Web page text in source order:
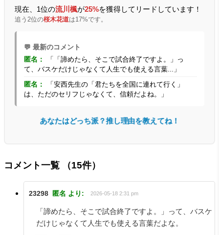
現在、1位の流川楓が25%を獲得してリードしています！
追う2位の桜木花道は17%です。
💬 最新のコメント
匿名：
「「諦めたら、そこで試合終了ですよ。」っ
て、バスケだけじゃなくて人生でも使える言葉...」
匿名：
「安西先生の「君たちを全国に連れて行く」
は、ただのセリフじゃなくて、信頼だよね。」
あなたはどっち派？推し理由を教えてね！
コメント一覧 （15件）
23298 匿名 より: 2026-05-18 2:31 pm
「諦めたら、そこで試合終了ですよ。」って、バスケ
だけじゃなくて人生でも使える言葉だよな。